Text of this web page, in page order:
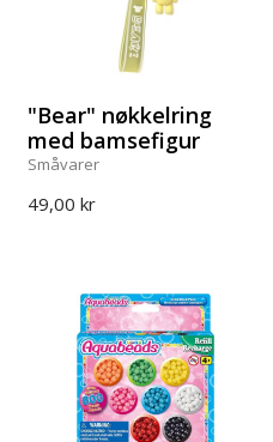
"Bear" nøkkelring
med bamsefigur
Småvarer
49,00 kr